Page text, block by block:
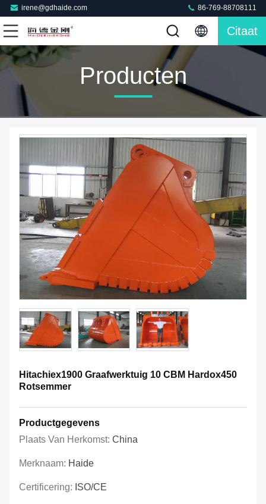
irene@gdhaide.com 86-769-88708111
Citaat
Producten
Hitachiex1900 Graafwerktuig 10 CBM Hardox450
Rotsemmer
Productgegevens
Plaats Van Herkomst: China
Merknaam: Haide
Certificering: ISO/CE